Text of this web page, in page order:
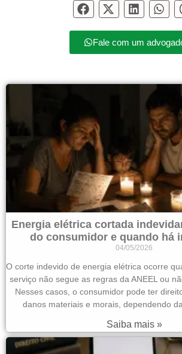
Fale com um
Energia elétrica cortada
do consumidor e quando há
04/05/2026
O corte indevido de energia elétrica ocorre
serviço não segue as regras da ANEEL ou
Nesses casos, o consumidor pode ter
danos materiais e morais, dependendo
Saiba mais »